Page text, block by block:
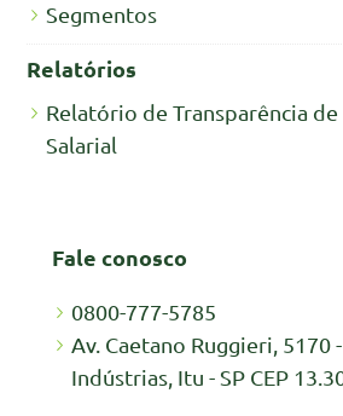
Segmentos
Relatórios
Relatório de Transparência
Salarial
Fale conosco
0800-777-5785
Av. Caetano Ruggieri, 5170
Indústrias, Itu - SP CEP